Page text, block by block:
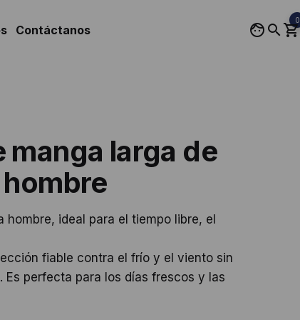
0
Contáctanos
manga larga de
hombre, ideal para el tiempo libre, el
fiable contra el frío y el viento sin
Es perfecta para los días frescos y las